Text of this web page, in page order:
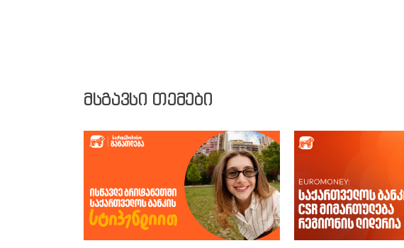
მსგავსი თემები